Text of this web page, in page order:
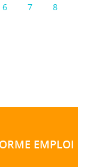
6 7 8
EMPLOI